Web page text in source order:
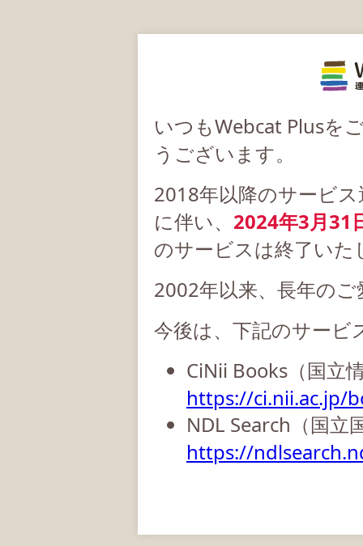
いつもWebcat Plusを
うございます。
2018年以降のサービ
に伴い、 2024年3月31
のサービスは終了いた
2002年以来、長年の
今後は、下記のサービ
CiNii Books（国立
https://ci.nii.ac.jp/
NDL Search（国立
https://